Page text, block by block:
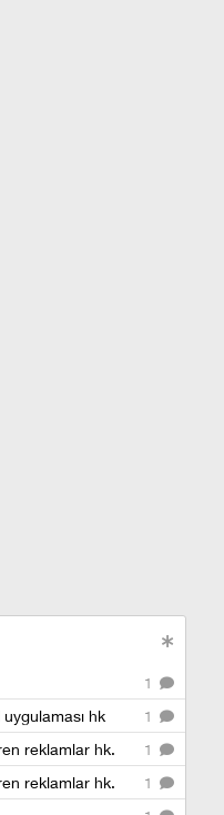
1
1
hk
1
reklamlar hk.
1
reklamlar hk.